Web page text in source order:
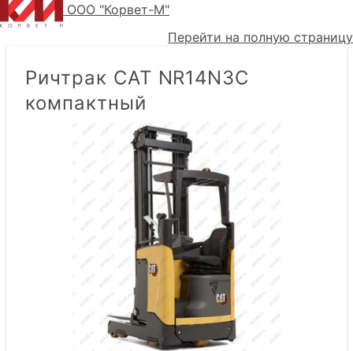
ООО "Корвет-М"
Перейти на полную страницу
Ричтрак CAT NR14N3C
компактный